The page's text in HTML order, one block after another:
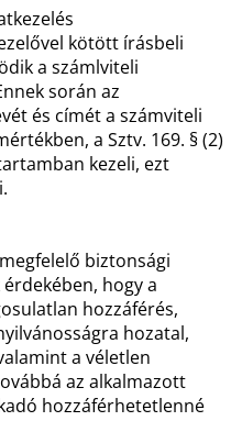
kötött írásbeli
a számlviteli
során az
és címét a számviteli
a Sztv. 169. § (2)
kezeli, ezt
biztonsági
hogy a
hozzáférés,
hozatal,
a véletlen
az alkalmazott
hozzáférhetetlenné